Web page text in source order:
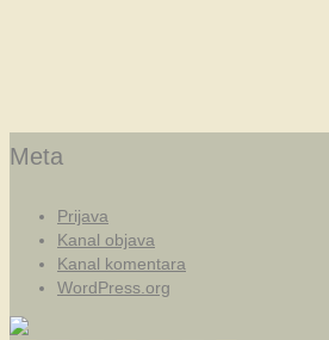
Meta
Prijava
Kanal objava
Kanal komentara
WordPress.org